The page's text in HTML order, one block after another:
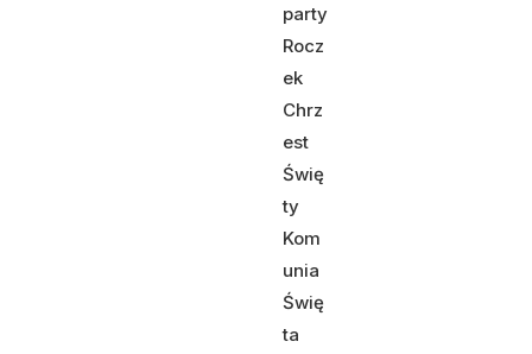
party
Rocz
ek
Chrz
est
Świę
ty
Kom
unia
Świę
ta